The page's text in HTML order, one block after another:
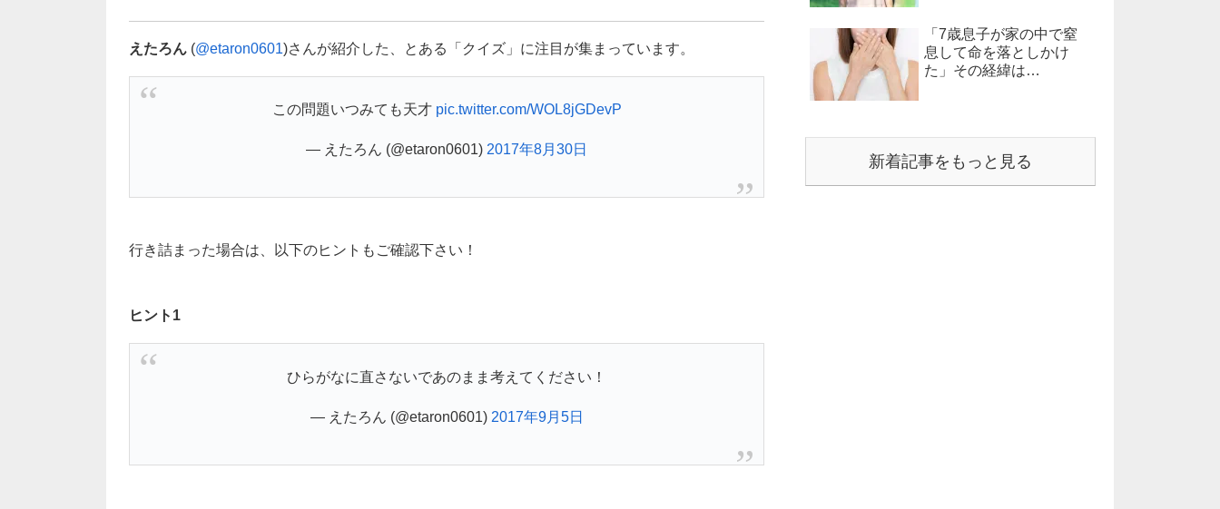
えたろん (@etaron0601)さんが紹介した、とある「クイズ」に注目が集まっています。
この問題いつみても天才 pic.twitter.com/WOL8jGDevP
— えたろん (@etaron0601) 2017年8月30日
行き詰まった場合は、以下のヒントもご確認下さい！
ヒント1
ひらがなに直さないであのまま考えてください！
— えたろん (@etaron0601) 2017年9月5日
「7歳息子が家の中で窒
息して命を落としかけ
た」その経緯は…
新着記事をもっと見る